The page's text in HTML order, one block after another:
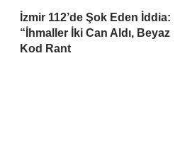
İzmir 112’de Şok Eden İddia:
“İhmaller İki Can Aldı, Beyaz
Kod Rant